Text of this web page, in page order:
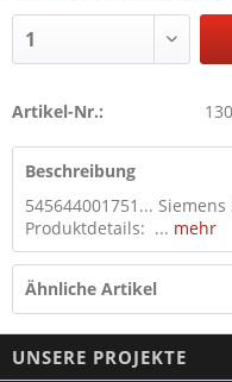
Artikel-Nr.:
Beschreibung
545644001751...
Produktdetails: ... mehr
Ähnliche Artikel
UNSERE PROJEKTE